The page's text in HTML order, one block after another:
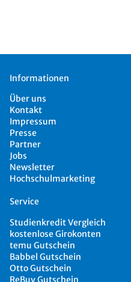
Informationen
Über uns
Kontakt
Impressum
Presse
Partner
Jobs
Newsletter
Hochschulmarketing
Service
Studienkredit Vergleich
kostenlose Girokonten
temu Gutschein
Babbel Gutschein
Otto Gutschein
ReBuy Gutschein